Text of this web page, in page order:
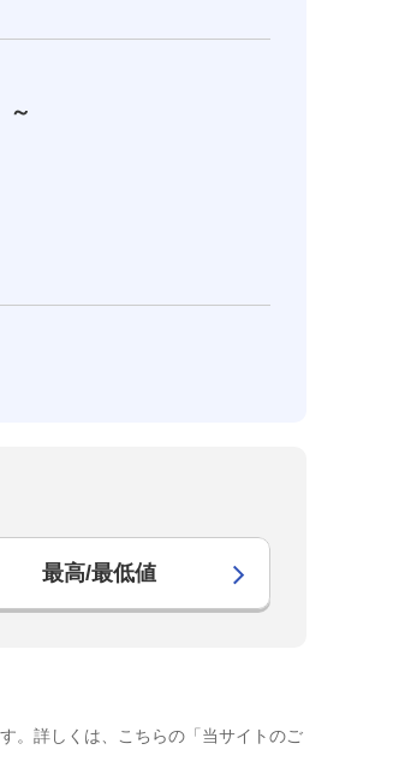
～
最高/最低値
。詳しくは、こちらの「当サイトのご